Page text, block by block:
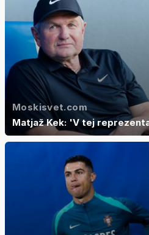
Moskisvet.com
Matjaž Kek: 'V tej